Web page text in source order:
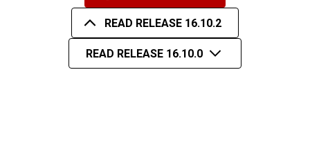
READ RELEASE 16.10.2
READ RELEASE 16.10.0